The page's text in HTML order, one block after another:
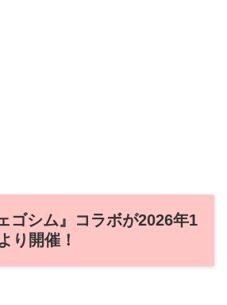
ゴシム』コラボが2026年1
り開催！